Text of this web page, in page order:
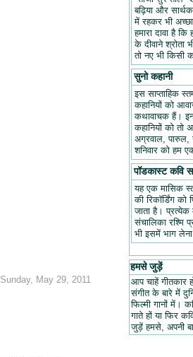
Sunday, May 29, 2011
बढ़िया और
में रहकर भी
हमारा दावा है
के दीवाने श्रोता
तो नए भी किसी
सुनो कहानी
इस साप्ताहिक
कहानियों को
कथावाचक हैं।
कहानियों को तो
अग्रवाल, पारुल,
शनिवार को हम
पॉडकास्ट कवि
यह एक मासिक
की रिकॉर्डिंग
जाता है। प्रत्येक
संचालिका
भी इसमें भाग
हमसे जुड़ें
आप चाहें गीतकार
संगीत के बारे में
फिल्मी गानों में।
गाते हों या फिर
जुड़ें हमसे, अपनी